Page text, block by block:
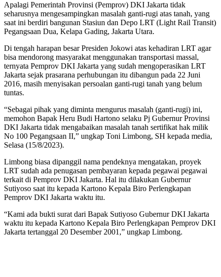
Apalagi Pemerintah Provinsi (Pemprov) DKI Jakarta tidak
seharusnya mengesampingkan masalah ganti-rugi atas tanah, yang
saat ini berdiri bangunan Stasiun dan Depo LRT (Light Rail Transit)
Pegangsaan Dua, Kelapa Gading, Jakarta Utara.
Di tengah harapan besar Presiden Jokowi atas kehadiran LRT agar
bisa mendorong masyarakat menggunakan transportasi massal,
ternyata Pemprov DKI Jakarta yang sudah mengoperasikan LRT
Jakarta sejak prasarana perhubungan itu dibangun pada 22 Juni
2016, masih menyisakan persoalan ganti-rugi tanah yang belum
tuntas.
“Sebagai pihak yang diminta mengurus masalah (ganti-rugi) ini,
memohon Bapak Heru Budi Hartono selaku Pj Gubernur Provinsi
DKI Jakarta tidak mengabaikan masalah tanah sertifikat hak milik
No 100 Pegangsaan II,” ungkap Toni Limbong, SH kepada media,
Selasa (15/8/2023).
Limbong biasa dipanggil nama pendeknya mengatakan, proyek
LRT sudah ada penugasan pembayaran kepada pegawai pegawai
terkait di Pemprov DKI Jakarta. Hal itu dilakukan Gubernur
Sutiyoso saat itu kepada Kartono Kepala Biro Perlengkapan
Pemprov DKI Jakarta waktu itu.
“Kami ada bukti surat dari Bapak Sutiyoso Gubernur DKI Jakarta
waktu itu kepada Kartono Kepala Biro Perlengkapan Pemprov DKI
Jakarta tertanggal 20 Desember 2001,” ungkap Limbong.